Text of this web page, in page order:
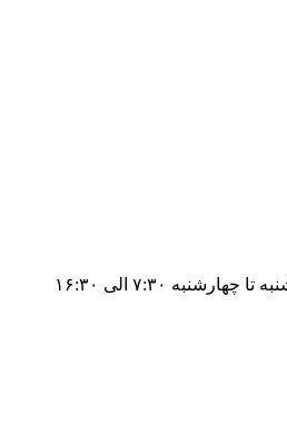
۷:۳۰ الی ۱۶:۳۰